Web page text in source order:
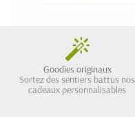
Goodies originaux
Sortez des sentiers battus nos
cadeaux personnalisables